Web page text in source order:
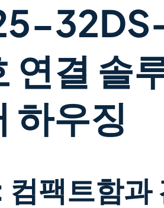
연결 솔
하우징
컴팩트함과